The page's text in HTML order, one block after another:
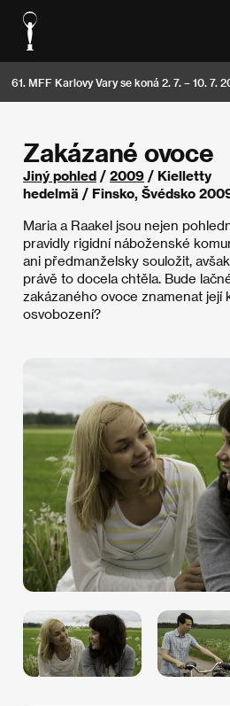
61. MFF Karlovy Vary se koná 2. 7. – 10. 7.
Zakázané ovoce
Jiný pohled / 2009 / Kielletty
hedelmä / Finsko, Švédsko
Maria a Raakel jsou nejen
pravidly rigidní náboženské
ani předmanželsky souložit,
právě to docela chtěla. Bude
zakázaného ovoce znamenat její
osvobození?